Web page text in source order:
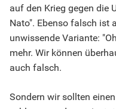
auf den Krieg gegen die
Nato". Ebenso falsch ist
unwissende Variante:
mehr. Wir können
auch falsch.
Sondern wir sollten